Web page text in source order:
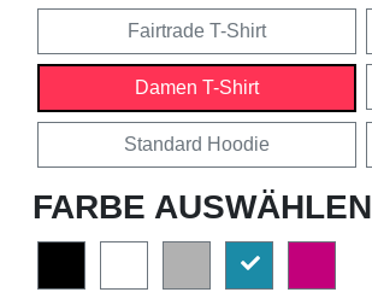
Fairtrade T-Shirt
Damen T-Shirt
Standard Hoodie
FARBE AUSWÄHLEN